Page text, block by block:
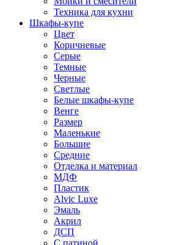
Техника для кухни
Шкафы-купе
Цвет
Коричневые
Серые
Темные
Черные
Светлые
Белые шкафы-купе
Венге
Размер
Маленькие
Большие
Средние
Отделка и материал
МДФ
Пластик
Alvic Luxe
Эмаль
Акрил
ДСП
С патиной